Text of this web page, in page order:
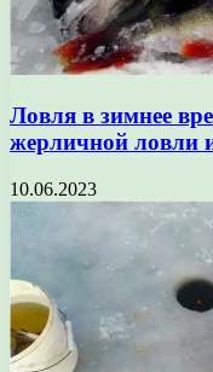
Ловля в зимнее
жерличной ловли
10.06.2023